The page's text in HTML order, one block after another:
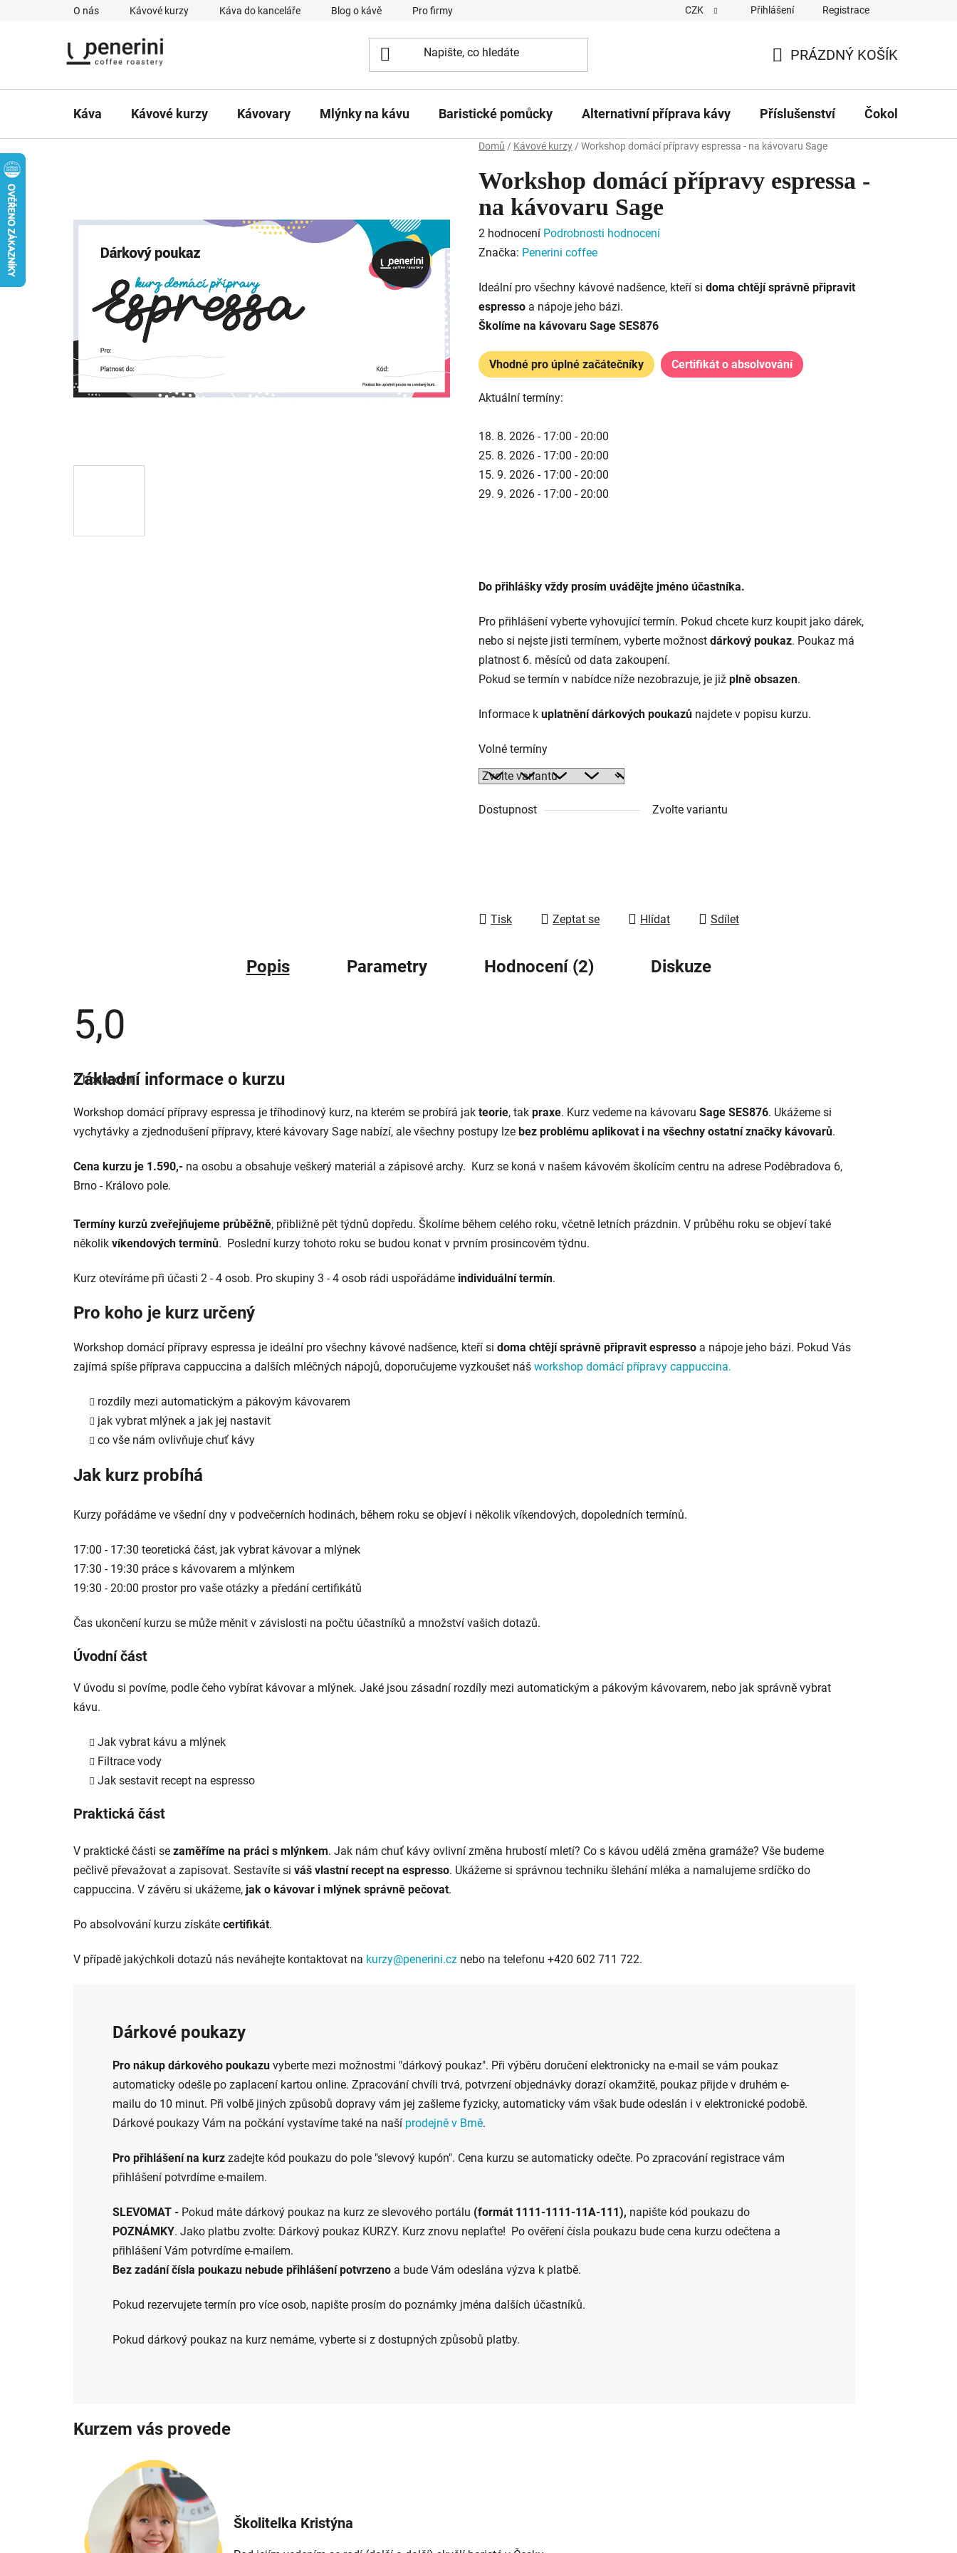
O nás Kávové kurzy Káva do kanceláře Blog o kávě Pro firmy Obchodní podmínky Kontakty Hodnocení obchodu
CZK Přihlášení Registrace
KOŠÍK
PRÁZDNÝ KOŠÍK
Káva Kávové kurzy Kávovary Mlýnky na kávu Baristické pomůcky Alternativní příprava kávy Příslušenství Čokolády
Domů / Kávové kurzy / Workshop domácí přípravy espressa - na kávovaru Sage
Workshop domácí přípravy espressa -
na kávovaru Sage
Průměrné
hodnocení
je
5,0
z
hvězdiček.
2 hodnocení Podrobnosti hodnocení
Značka: Penerini coffee
Ideální pro všechny kávové nadšence, kteří si doma chtějí správně připravit
espresso a nápoje jeho bázi.
Školíme na kávovaru Sage SES876
Vhodné pro úplné začátečníky Certifikát o absolvování
Aktuální termíny:
18. 8. 2026 - 17:00 - 20:00
25. 8. 2026 - 17:00 - 20:00
15. 9. 2026 - 17:00 - 20:00
29. 9. 2026 - 17:00 - 20:00
Do přihlášky vždy prosím uvádějte jméno účastníka.
Pro přihlášení vyberte vyhovující termín. Pokud chcete kurz koupit jako dárek,
nebo si nejste jisti termínem, vyberte možnost dárkový poukaz. Poukaz má
platnost 6. měsíců od data zakoupení.
Pokud se termín v nabídce níže nezobrazuje, je již plně obsazen.
Informace k uplatnění dárkových poukazů najdete v popisu kurzu.
Volné termíny
Dostupnost Zvolte variantu
Tisk Zeptat se Hlídat Sdílet
Popis Parametry Hodnocení (2) Diskuze
5,0
hodnocení
produktu
z
5
hvězdiček.
2 hodnocení
Základní informace o kurzu
Workshop domácí přípravy espressa je tříhodinový kurz, na kterém se probírá jak teorie, tak praxe. Kurz vedeme na kávovaru Sage SES876. Ukážeme si
vychytávky a zjednodušení přípravy, které kávovary Sage nabízí, ale všechny postupy lze bez problému aplikovat i na všechny ostatní značky kávovarů.
Cena kurzu je 1.590,- na osobu a obsahuje veškerý materiál a zápisové archy. Kurz se koná v našem kávovém školícím centru na adrese Poděbradova 6,
Brno - Královo pole.
Termíny kurzů zveřejňujeme průběžně, přibližně pět týdnů dopředu. Školíme během celého roku, včetně letních prázdnin. V průběhu roku se objeví také
několik víkendových termínů. Poslední kurzy tohoto roku se budou konat v prvním prosincovém týdnu.
Kurz otevíráme při účasti 2 - 4 osob. Pro skupiny 3 - 4 osob rádi uspořádáme individuální termín.
Pro koho je kurz určený
Workshop domácí přípravy espressa je ideální pro všechny kávové nadšence, kteří si doma chtějí správně připravit espresso a nápoje jeho bázi. Pokud Vás
zajímá spíše příprava cappuccina a dalších mléčných nápojů, doporučujeme vyzkoušet náš workshop domácí přípravy cappuccina.
rozdíly mezi automatickým a pákovým kávovarem
jak vybrat mlýnek a jak jej nastavit
co vše nám ovlivňuje chuť kávy
Jak kurz probíhá
Kurzy pořádáme ve všední dny v podvečerních hodinách, během roku se objeví i několik víkendových, dopoledních termínů.
17:00 - 17:30 teoretická část, jak vybrat kávovar a mlýnek
17:30 - 19:30 práce s kávovarem a mlýnkem
19:30 - 20:00 prostor pro vaše otázky a předání certifikátů
Čas ukončení kurzu se může měnit v závislosti na počtu účastníků a množství vašich dotazů.
Úvodní část
V úvodu si povíme, podle čeho vybírat kávovar a mlýnek. Jaké jsou zásadní rozdíly mezi automatickým a pákovým kávovarem, nebo jak správně vybrat
kávu.
Jak vybrat kávu a mlýnek
Filtrace vody
Jak sestavit recept na espresso
Praktická část
V praktické části se zaměříme na práci s mlýnkem. Jak nám chuť kávy ovlivní změna hrubostí mletí? Co s kávou udělá změna gramáže? Vše budeme
pečlivě převažovat a zapisovat. Sestavíte si váš vlastní recept na espresso. Ukážeme si správnou techniku šlehání mléka a namalujeme srdíčko do
cappuccina. V závěru si ukážeme, jak o kávovar i mlýnek správně pečovat.
Po absolvování kurzu získáte certifikát.
V případě jakýchkoli dotazů nás neváhejte kontaktovat na kurzy@penerini.cz nebo na telefonu +420 602 711 722.
Dárkové poukazy
Pro nákup dárkového poukazuvyberte mezi možnostmi "dárkový poukaz". Při výběru doručení elektronicky na e-mail se vám poukaz
automaticky odešle po zaplacení kartou online. Zpracování chvíli trvá, potvrzení objednávky dorazí okamžitě, poukaz přijde v druhém e-
mailu do 10 minut. Při volbě jiných způsobů dopravy vám jej zašleme fyzicky, automaticky vám však bude odeslán i v elektronické podobě.
Dárkové poukazy Vám na počkání vystavíme také na naší prodejně v Brně.
Pro přihlášení na kurzzadejte kód poukazu do pole "slevový kupón". Cena kurzu se automaticky odečte. Po zpracování registrace vám
přihlášení potvrdíme e-mailem.
SLEVOMAT - Pokud máte dárkový poukaz na kurz ze slevového portálu (formát 1111-1111-11A-111), napište kód poukazu do
POZNÁMKY. Jako platbu zvolte: Dárkový poukaz KURZY. Kurz znovu neplaťte! Po ověření čísla poukazu bude cena kurzu odečtena a
přihlášení Vám potvrdíme e-mailem.
Bez zadání čísla poukazu nebude přihlášení potvrzenoa bude Vám odeslána výzva k platbě.
Pokud rezervujete termín pro více osob, napište prosím do poznámky jména dalších účastníků.
Pokud dárkový poukaz na kurz nemáme, vyberte si z dostupných způsobů platby.
Kurzem vás provede
Školitelka Kristýna